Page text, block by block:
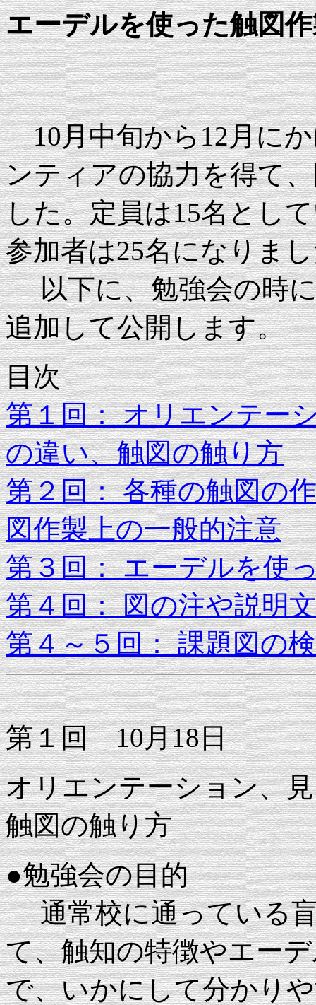
エーデルを使った触図
10月中旬から12月にか
ンティアの協力を得て
した。定員は15名とし
参加者は25名になりま
以下に、勉強会の時に
追加して公開します。
目次
第１回： オリエンテー
の違い、触図の触り方
第２回： 各種の触図の
図作製上の一般的注意
第３回： エーデルを使
第４回： 図の注や説明
第４～５回： 課題図の
第１回 10月18日
オリエンテーション、
触図の触り方
●勉強会の目的
通常校に通っている盲
て、触知の特徴やエー
で、いかにして分かり